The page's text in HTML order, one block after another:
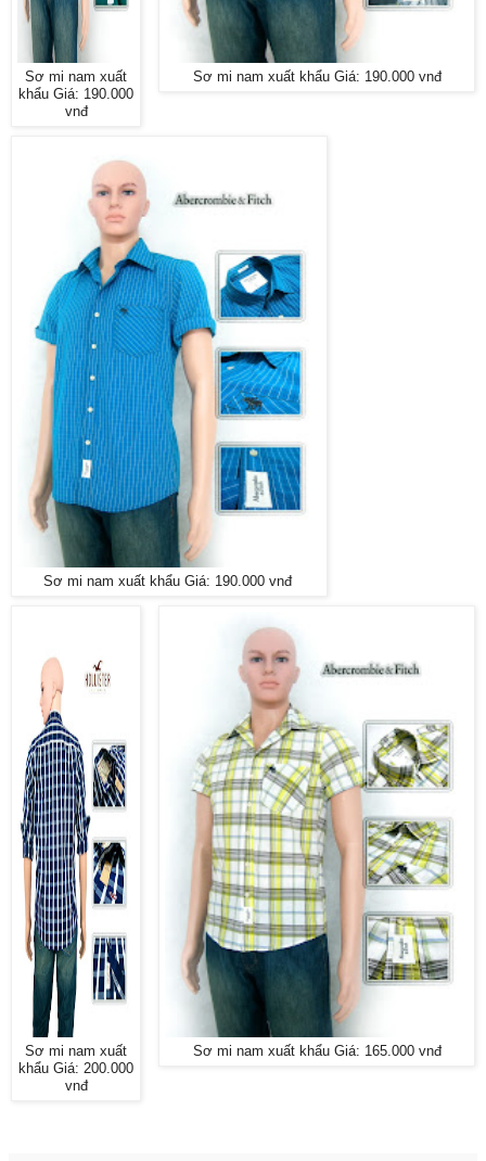
Sơ mi nam xuất khẩu Giá: 190.000 vnđ
Sơ mi nam xuất
khẩu Giá: 190.000
vnđ
Sơ mi nam xuất khẩu Giá: 190.000 vnđ
Sơ mi nam xuất khẩu Giá: 165.000 vnđ
Sơ mi nam xuất
khẩu Giá: 200.000
vnđ